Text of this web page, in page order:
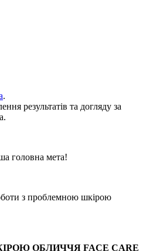
.
результатів та догляду за
головна мета!
з проблемною шкірою
ОБЛИЧЧЯ FACE CARE